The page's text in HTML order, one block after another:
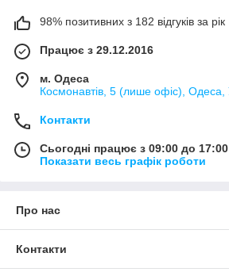
98% позитивних з 182 відгуків за рік
Працює з 29.12.2016
м. Одеса
Космонавтів, 5 (лише офіс), Одеса,
Контакти
Сьогодні працює з 09:00 до 17:00
Показати весь графік роботи
Про нас
Контакти